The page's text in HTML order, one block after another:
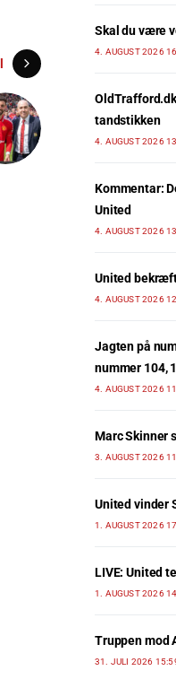
Skal du være
4. AUGUST 2026
tandstikken
4. AUGUST 2026
Kommentar:
United
4. AUGUST 2026
United
4. AUGUST 2026
Jagten på
nummer 104,
4. AUGUST 2026
Marc Skinner
3. AUGUST 2026
United vinder
1. AUGUST 2026
LIVE: United
1. AUGUST 2026
Truppen mod
31. JULI 2026